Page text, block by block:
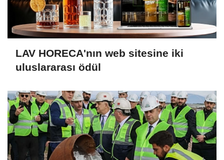
LAV HORECA'nın web sitesine iki
uluslararası ödül